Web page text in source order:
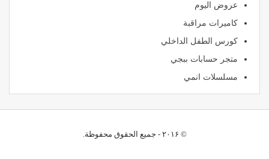
عروض اليوم
كاميرات مراقبة
كورس الطفل الداخلي
متجر حسابات ببجي
مسلسلات انمي
© ۲۰۱۶ - جميع الحقوق محفوظة.